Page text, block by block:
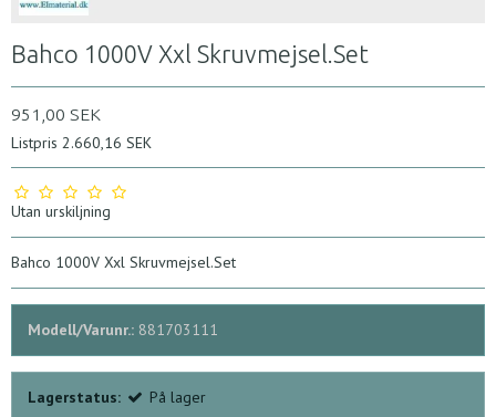
Bahco 1000V Xxl Skruvmejsel.Set
951,00 SEK
Listpris 2.660,16 SEK
Utan urskiljning
Bahco 1000V Xxl Skruvmejsel.Set
Modell/Varunr.: 881703111
Lagerstatus: På lager